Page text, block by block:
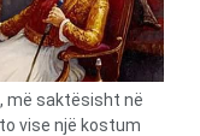
më saktësisht në
vise një kostum